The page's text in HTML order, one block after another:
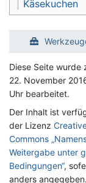
Käsekuchen
Diese Seite wurde
22. November
Uhr bearbeitet.
Der Inhalt ist
der Lizenz
Commons
Weitergabe unter
Bedingungen“,
anders angegeben.